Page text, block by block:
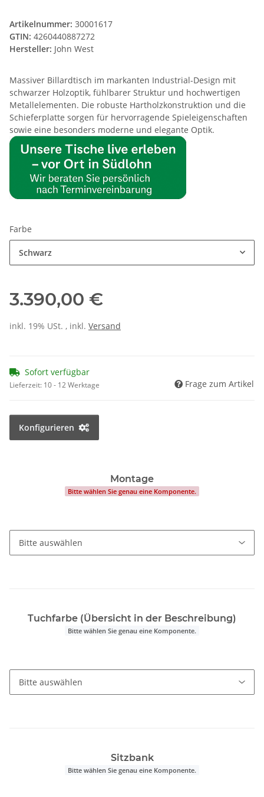
Artikelnummer: 30001617
GTIN: 4260440887272
Hersteller: John West
Massiver Billardtisch im markanten Industrial-Design mit
schwarzer Holzoptik, fühlbarer Struktur und hochwertigen
Metallelementen. Die robuste Hartholzkonstruktion und die
Schieferplatte sorgen für hervorragende Spieleigenschaften
sowie eine besonders moderne und elegante Optik.
Farbe
Schwarz
3.390,00 €
inkl. 19% USt. , inkl. Versand
Sofort verfügbar
Lieferzeit: 10 - 12 Werktage Frage zum Artikel
Konfigurieren
Montage
Bitte wählen Sie genau eine Komponente.
Tuchfarbe (Übersicht in der Beschreibung)
Bitte wählen Sie genau eine Komponente.
Sitzbank
Bitte wählen Sie genau eine Komponente.